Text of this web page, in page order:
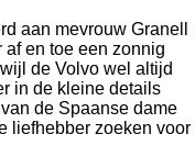
aan mevrouw Granell
en toe een zonnig
de Volvo wel altijd
in de kleine details
de Spaanse dame
liefhebber zoeken voor